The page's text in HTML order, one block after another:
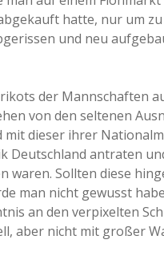
a
a
d
e
hatte, nur um
und neu
der Mannschaften
von den seltenen
dieser ihrer
Deutschland antraten
waren. Sollten diese
man nicht gewusst
an den verpixelten
aber nicht mit großer